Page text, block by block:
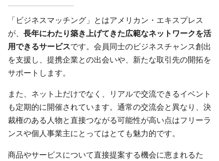
「ビジネスマッチング」とはアメリカン・エキスプレス
が、 長年にわたり築き上げてきた広範なネットワークを活
用できるサービスです。会員同士のビジネスチャンス創出
を支援し、提携企業との出会いや、新たな取引先の開拓を
サポートします。
また、ネット上だけでなく、リアルで交流できるイベント
も定期的に開催されています。通常の交流会と異なり、決
裁権のある人物と直接つながる可能性が高い点はフリーラ
ンスや個人事業主にとってはとても魅力的です。
商品やサービスについて直接提案する機会に恵まれるた